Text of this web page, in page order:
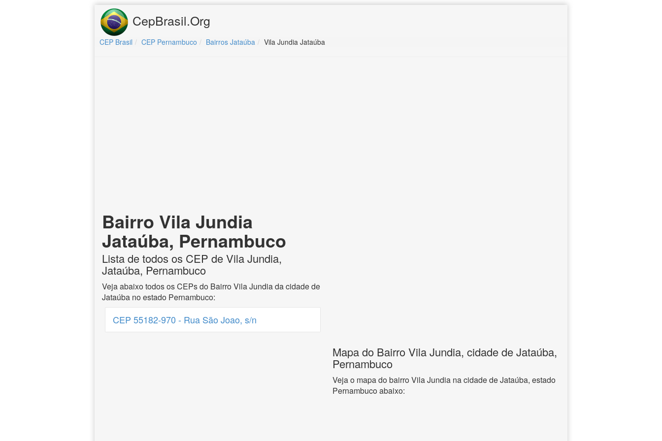
CepBrasil.Org
CEP Brasil CEP Pernambuco Bairros Jataúba Vila Jundia Jataúba
Bairro Vila Jundia
Jataúba, Pernambuco
Lista de todos os CEP de Vila Jundia,
Jataúba, Pernambuco
Veja abaixo todos os CEPs do Bairro Vila Jundia da cidade de
Jataúba no estado Pernambuco:
CEP 55182-970 - Rua São Joao, s/n
Mapa do Bairro Vila Jundia, cidade de Jataúba,
Pernambuco
Veja o mapa do bairro Vila Jundia na cidade de Jataúba, estado
Pernambuco abaixo: